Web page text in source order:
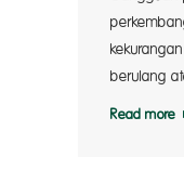
berulang
Read more